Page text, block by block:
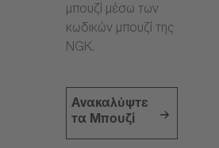
μπουζί μέσω των
κωδικών μπουζί της
NGK.
Ανακαλύψτε
τα Μπουζί